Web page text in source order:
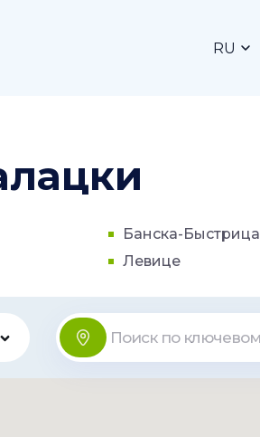
RU
Банска-Быстрица
Левице